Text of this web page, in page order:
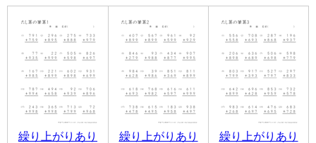
繰り上がりあり
繰り上がりあり
繰り上がりあり